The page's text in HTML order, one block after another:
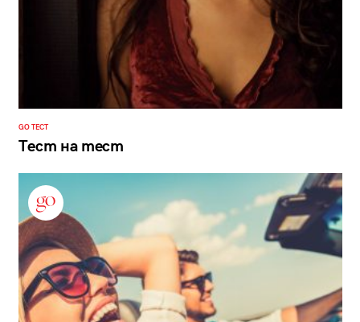
GO ТЕСТ
Тест на тест